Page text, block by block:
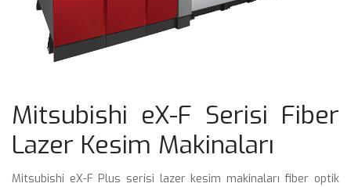
Mitsubishi eX-F Serisi Fiber
Lazer Kesim Makinaları
Mitsubishi eX-F Plus serisi lazer kesim makinaları fiber optik